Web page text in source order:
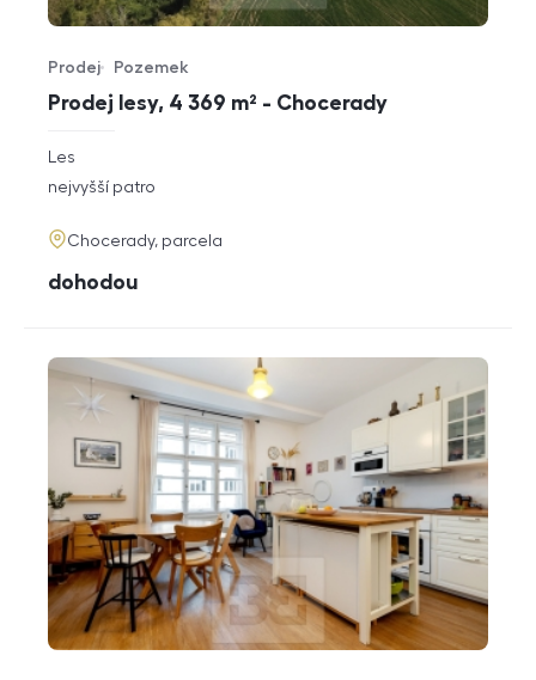
Prodej lesy, 4 369 m² - Chocerady
Typ nabídky
Prodej
Typ nemovitosti
Pozemek
rozměry
dispozice
Les
funkce
nejvyšší patro
adresa
Chocerady, parcela
cena
dohodou